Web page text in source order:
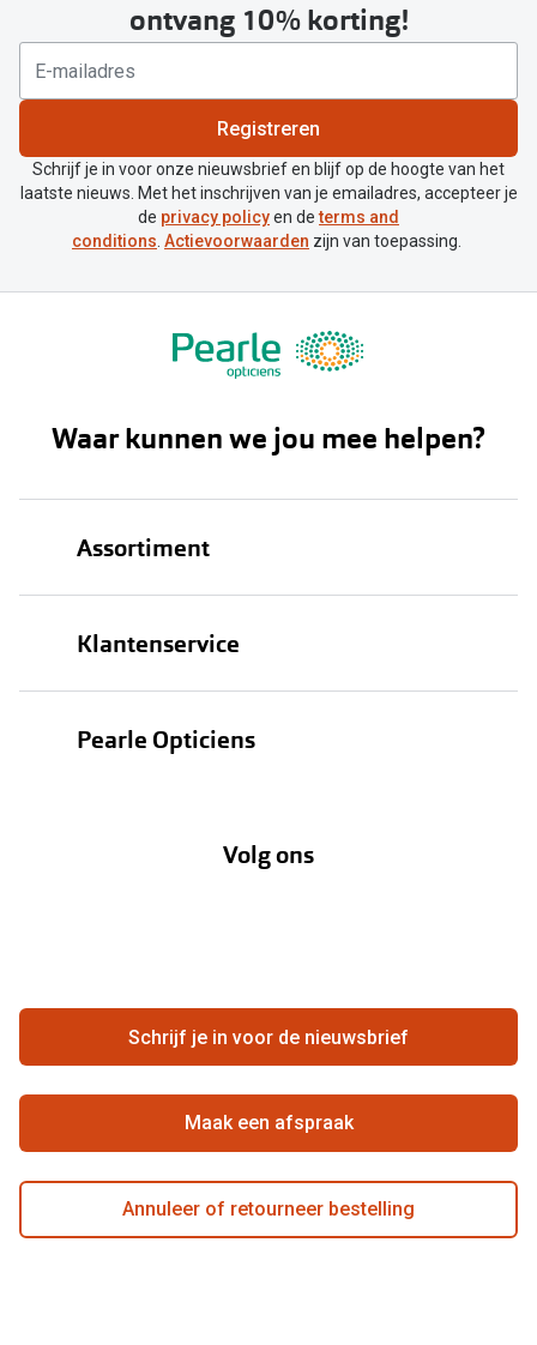
ontvang 10% korting!
Registreren
Schrijf je in voor onze nieuwsbrief en blijf op de hoogte van het
laatste nieuws. Met het inschrijven van je emailadres, accepteer je
de privacy policyen determs and
conditions. Actievoorwaarden zijn van toepassing.
Waar kunnen we jou mee helpen?
Assortiment
Klantenservice
Verzending
Hier de overeenkomst ontbinden
Zorgvergoeding
Pearle Opticiens
Ondernemen bij Pearle
Beste winkelketen
Actievoorwaarden
Volg ons
Schrijf je in voor de nieuwsbrief
Maak een afspraak
Annuleer of retourneer bestelling